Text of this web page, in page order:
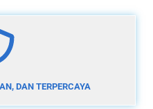
DAN TERPERCAYA